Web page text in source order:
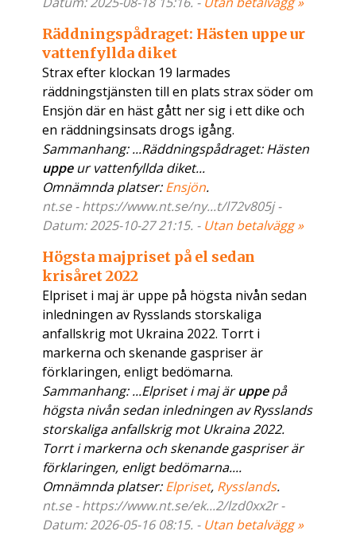
Räddningspådraget: Hästen uppe ur
vattenfyllda diket
Strax efter klockan 19 larmades
räddningstjänsten till en plats strax söder om
Ensjön där en häst gått ner sig i ett dike och
en räddningsinsats drogs igång.
Sammanhang: ...Räddningspådraget: Hästen
uppeur vattenfyllda diket...
Omnämnda platser:Ensjön.
nt.se - https://www.nt.se/ny...t/l72v805j -
Datum: 2025-10-27 21:15. - Utan betalvägg »
Högsta majpriset på el sedan
krisåret 2022
Elpriset i maj är uppe på högsta nivån sedan
inledningen av Rysslands storskaliga
anfallskrig mot Ukraina 2022. Torrt i
markerna och skenande gaspriser är
förklaringen, enligt bedömarna.
Sammanhang: ...Elpriset i maj äruppepå
högsta nivån sedan inledningen av Rysslands
storskaliga anfallskrig mot Ukraina 2022.
Torrt i markerna och skenande gaspriser är
förklaringen, enligt bedömarna....
Omnämnda platser:Elpriset, Rysslands.
nt.se - https://www.nt.se/ek...2/lzd0xx2r -
Datum: 2026-05-16 08:15. - Utan betalvägg »